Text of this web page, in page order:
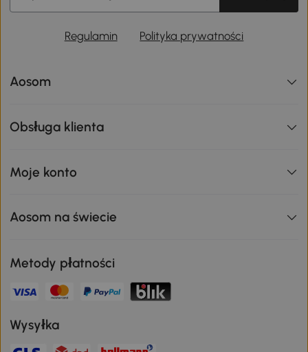
Regulamin Polityka prywatności
Aosom
Obsługa klienta
Moje konto
Aosom na świecie
Metody płatności
Wysyłka